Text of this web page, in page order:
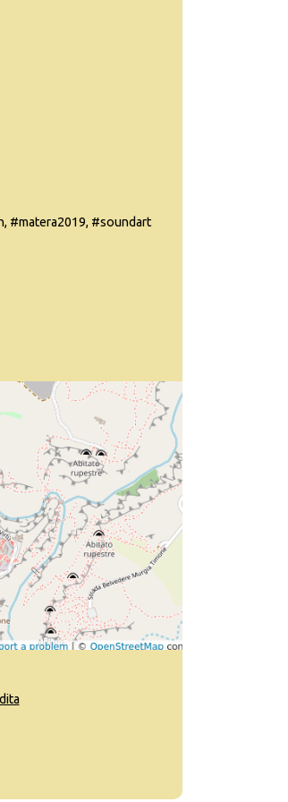
#matera2019, #soundart